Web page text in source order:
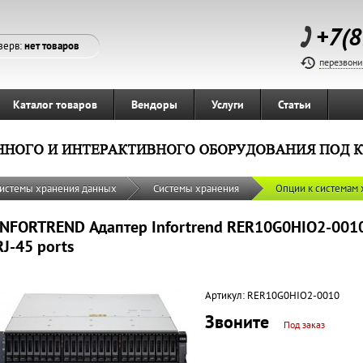
нет товаров
Каталог товаров Вендоры Услуги Статьи
хранения данных Системы хранения Опции к системам
Адаптер Infortrend RER10G0HIO2-
45 ports
Артикул: RER10G0HIO2-0010
Звоните Под заказ